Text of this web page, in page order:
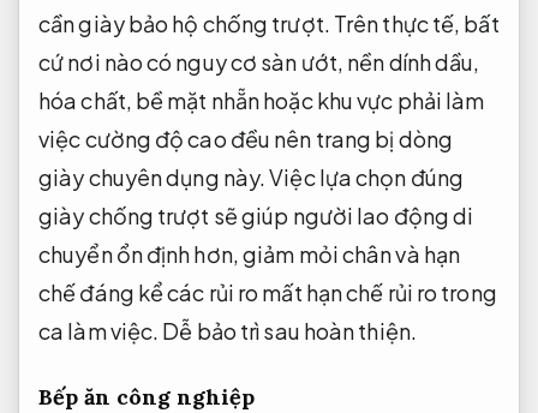
cần giày bảo hộ chống trượt. Trên thực tế, bất
cứ nơi nào có nguy cơ sàn ướt, nền dính dầu,
hóa chất, bề mặt nhẵn hoặc khu vực phải làm
việc cường độ cao đều nên trang bị dòng
giày chuyên dụng này. Việc lựa chọn đúng
giày chống trượt sẽ giúp người lao động di
chuyển ổn định hơn, giảm mỏi chân và hạn
chế đáng kể các rủi ro mất hạn chế rủi ro trong
ca làm việc. Dễ bảo trì sau hoàn thiện.
Bếp ăn công nghiệp